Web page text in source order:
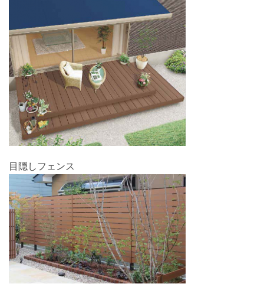
目隠しフェンス